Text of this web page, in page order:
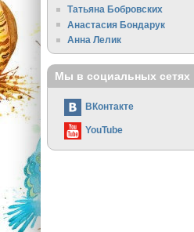
Татьяна Бобровских
Анастасия Бондарук
Анна Лелик
Мы в социальных сетях
ВКонтакте
YouTube